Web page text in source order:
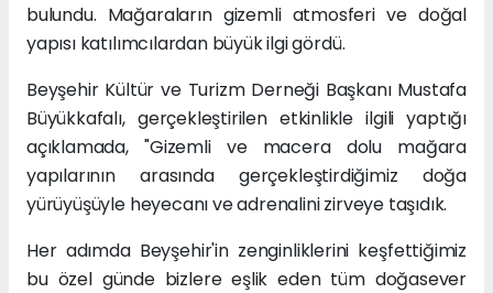
bulundu. Mağaraların gizemli atmosferi ve doğal
yapısı katılımcılardan büyük ilgi gördü.
Beyşehir Kültür ve Turizm Derneği Başkanı Mustafa
Büyükkafalı, gerçekleştirilen etkinlikle ilgili yaptığı
açıklamada, "Gizemli ve macera dolu mağara
yapılarının arasında gerçekleştirdiğimiz doğa
yürüyüşüyle heyecanı ve adrenalini zirveye taşıdık.
Her adımda Beyşehir'in zenginliklerini keşfettiğimiz
bu özel günde bizlere eşlik eden tüm doğasever